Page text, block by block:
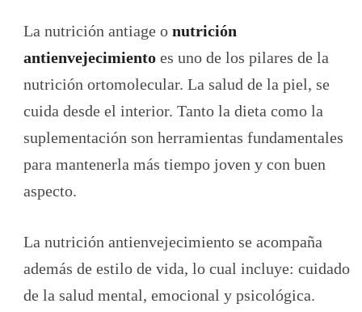
La nutrición antiage o nutrición
antienvejecimiento es uno de los pilares de la
nutrición ortomolecular. La salud de la piel, se
cuida desde el interior. Tanto la dieta como la
suplementación son herramientas fundamentales
para mantenerla más tiempo joven y con buen
aspecto.
La nutrición antienvejecimiento se acompaña
además de estilo de vida, lo cual incluye: cuidado
de la salud mental, emocional y psicológica.